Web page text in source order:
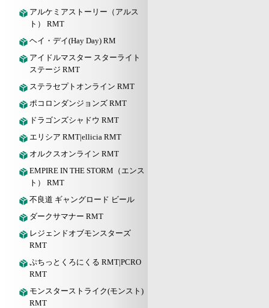
アルケミアストーリー（アルス
ト） RMT
ヘイ・デイ(Hay Day) RM
アイドルマスター スターライト
ステージ RMT
ステラセプトオンライン RMT
ポコロンダンジョンズ RMT
ドラゴンズシャドウ RMT
エリシア RMT|ellicia RMT
オルクスオンライン RMT
EMPIRE IN THE STORM（エンス
ト） RMT
不良道 ギャングロード ビール
ダークサマナー RMT
レジェンドオブモンスターズ
RMT
ぷちっとくろにくる RMT|PCRO
RMT
モンスターストライク(モンスト)
RMT